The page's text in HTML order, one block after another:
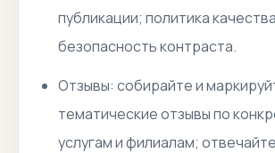
публикации; политика
безопасность контраста.
Отзывы: собирайте и
тематические отзывы по
услугам и филиалам;